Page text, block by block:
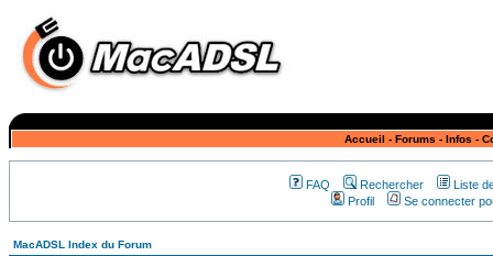
Accueil - Forums - Infos -
FAQ Rechercher
Liste
Profil
Se connecter
MacADSL Index du Forum